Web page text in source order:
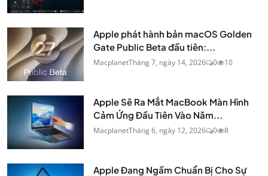
Apple phát hành bản macOS Golden
Gate Public Beta đầu tiên:...
MacplanetTháng 7, ngày 14, 2026 0 10
Apple Sẽ Ra Mắt MacBook Màn Hình
Cảm Ứng Đầu Tiên Vào Năm...
MacplanetTháng 6, ngày 12, 2026 0 8
Apple Đang Ngầm Chuẩn Bị Cho Sự